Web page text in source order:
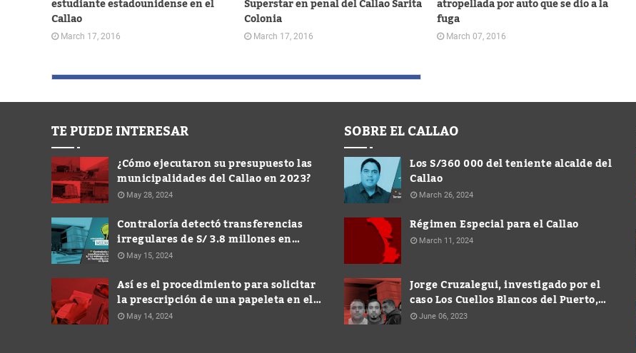
estudiante estadounidense en el
Callao
March 17, 2016
Superstar en penal del Callao Sarita
Colonia
March 17, 2016
atropellada por auto que se dio a la
fuga
March 07, 2016
TE PUEDE INTERESAR
¿Cómo ejecutaron su presupuesto las
municipalidades del Callao en 2023?
May 28, 2024
Contraloría detectó transferencias
irregulares de S/ 3.8 millones en
Municipalidad de Ventanilla durante
May 15, 2024
Así es el procedimiento para solicitar
la prescripción de una papeleta en el
Callao
May 14, 2024
SOBRE EL CALLAO
Los S/360 000 del teniente alcalde del
Callao
March 26, 2024
Régimen Especial para el Callao
March 11, 2024
Jorge Cruzalegui, investigado por el
caso Los Cuellos Blancos del Puerto,
ocupó cargo de Gerente en la
June 06, 2023